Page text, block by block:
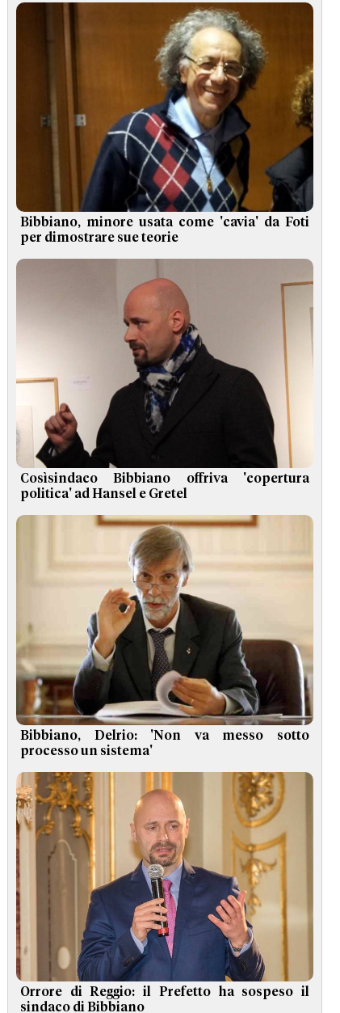
Bibbiano, minore usata come 'cavia' da Foti
per dimostrare sue teorie
Cosìsindaco Bibbiano offriva 'copertura
politica' ad Hansel e Gretel
Bibbiano, Delrio: 'Non va messo sotto
processo un sistema'
Orrore di Reggio: il Prefetto ha sospeso il
sindaco di Bibbiano